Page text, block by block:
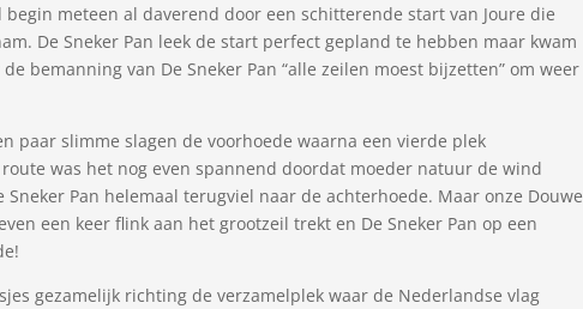
meteen al daverend door een schitterende start van Joure die
De Sneker Pan leek de start perfect gepland te hebben maar kwam
bemanning van De Sneker Pan “alle zeilen moest bijzetten” om weer
paar slimme slagen de voorhoede waarna een vierde plek
was het nog even spannend doordat moeder natuur de wind
Pan helemaal terugviel naar de achterhoede. Maar onze Douwe
een keer flink aan het grootzeil trekt en De Sneker Pan op een
gezamelijk richting de verzamelplek waar de Nederlandse vlag